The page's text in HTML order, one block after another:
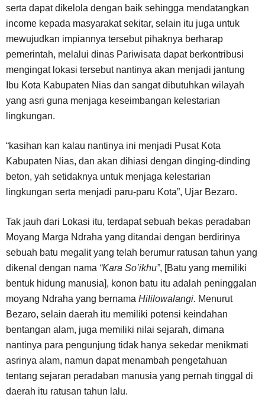
serta dapat dikelola dengan baik sehingga mendatangkan
income kepada masyarakat sekitar, selain itu juga untuk
mewujudkan impiannya tersebut pihaknya berharap
pemerintah, melalui dinas Pariwisata dapat berkontribusi
mengingat lokasi tersebut nantinya akan menjadi jantung
Ibu Kota Kabupaten Nias dan sangat dibutuhkan wilayah
yang asri guna menjaga keseimbangan kelestarian
lingkungan.
“kasihan kan kalau nantinya ini menjadi Pusat Kota
Kabupaten Nias, dan akan dihiasi dengan dinging-dinding
beton, yah setidaknya untuk menjaga kelestarian
lingkungan serta menjadi paru-paru Kota”, Ujar Bezaro.
Tak jauh dari Lokasi itu, terdapat sebuah bekas peradaban
Moyang Marga Ndraha yang ditandai dengan berdirinya
sebuah batu megalit yang telah berumur ratusan tahun yang
dikenal dengan nama “Kara So’ikhu”, [Batu yang memiliki
bentuk hidung manusia], konon batu itu adalah peninggalan
moyang Ndraha yang bernama Hililowalangi. Menurut
Bezaro, selain daerah itu memiliki potensi keindahan
bentangan alam, juga memiliki nilai sejarah, dimana
nantinya para pengunjung tidak hanya sekedar menikmati
asrinya alam, namun dapat menambah pengetahuan
tentang sejaran peradaban manusia yang pernah tinggal di
daerah itu ratusan tahun lalu.